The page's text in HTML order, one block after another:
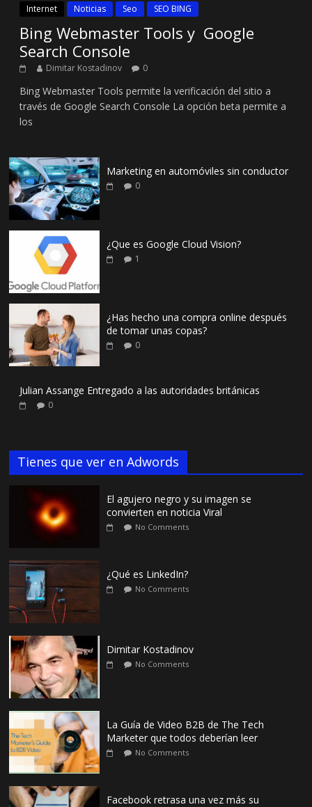
Internet Noticias Seo SEO BING
Bing Webmaster Tools y Google
Search Console
Dimitar Kostadinov 0
Bing Webmaster Tools permite la verificación del sitio a
través de Google Search Console La opción beta permite a
los
Marketing en automóviles sin conductor
0
¿Que es Google Cloud Vision?
1
¿Has hecho una compra online después
de tomar unas copas?
0
Julian Assange Entregado a las autoridades británicas
0
Tienes que ver en Adwords
El agujero negro y su imagen se
convierten en noticia Viral
No Comments
¿Qué es LinkedIn?
No Comments
Dimitar Kostadinov
No Comments
La Guía de Video B2B de The Tech
Marketer que todos deberían leer
No Comments
Facebook retrasa una vez más su